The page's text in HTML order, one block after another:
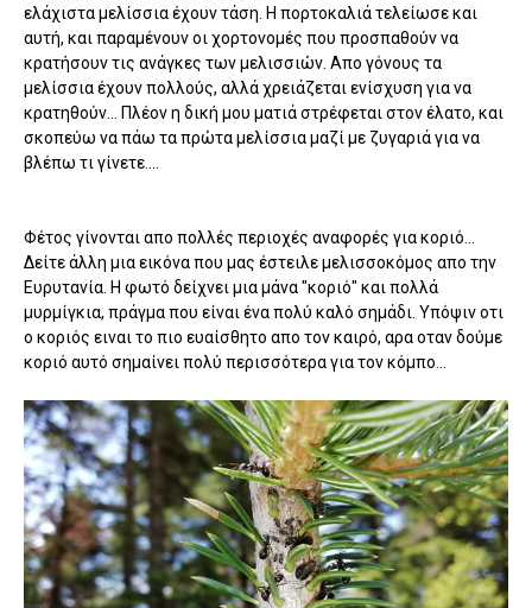
ελάχιστα μελίσσια έχουν τάση. Η πορτοκαλιά τελείωσε και
αυτή, και παραμένουν οι χορτονομές που προσπαθούν να
κρατήσουν τις ανάγκες των μελισσιών. Απο γόνους τα
μελίσσια έχουν πολλούς, αλλά χρειάζεται ενίσχυση για να
κρατηθούν... Πλέον η δική μου ματιά στρέφεται στον έλατο, και
σκοπεύω να πάω τα πρώτα μελίσσια μαζί με ζυγαριά για να
βλέπω τι γίνετε....
Φέτος γίνονται απο πολλές περιοχές αναφορές για κοριό...
Δείτε άλλη μια εικόνα που μας έστειλε μελισσοκόμος απο την
Ευρυτανία. Η φωτό δείχνει μια μάνα "κοριό" και πολλά
μυρμίγκια, πράγμα που είναι ένα πολύ καλό σημάδι. Υπόψιν οτι
ο κοριός ειναι το πιο ευαίσθητο απο τον καιρό, αρα οταν δούμε
κοριό αυτό σημαίνει πολύ περισσότερα για τον κόμπο...